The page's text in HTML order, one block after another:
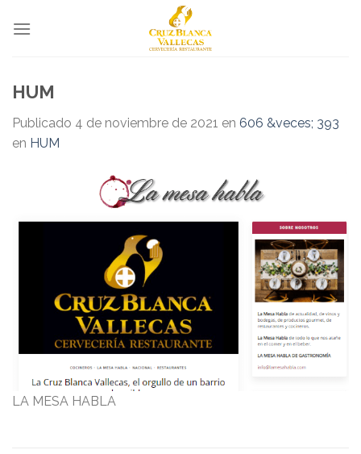
HUM
Publicado 4 de noviembre de 2021 en 606 &veces; 393
en HUM
LA MESA HABLA